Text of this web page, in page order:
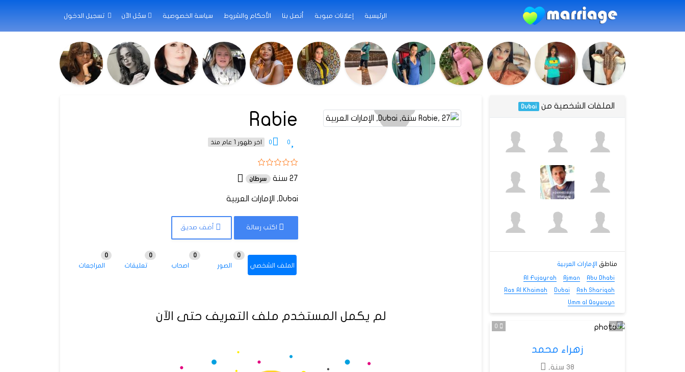
الرئيسية إعلانات مبوبة أتصل بنا الأحكام والشروط سياسة الخصوصية سجّل الآن تسجيل الدخول
Rabie
0
0 اخر ظهور 1 عام منذ
27 سنة سرطان
Dubai, الإمارات العربية
اكتب رسالة أضف صديق
الملف الشخصي الصور
0
اصحاب
0
تعليقات
0
المراجعات
0
لم يكمل المستخدم ملف التعريف حتى الآن
الملفات الشخصية من Dubai
مناطق الإمارات العربية
Abu Dhabi
Ajman
Al Fujayrah
Ash Shariqah
Dubai
Ras Al Khaimah
Umm al Qaywayn
0
زهراء محمد
38 سنة,